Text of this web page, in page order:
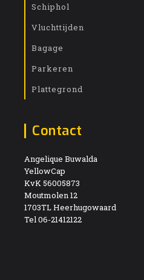
Schiphol
Vluchttijden
Bagage
Parkeren
Plattegrond
Contact
Angelique Buwalda
YellowCap
KvK 56005873
Moutmolen 12
1703TL Heerhugowaard
Tel 06-21412122